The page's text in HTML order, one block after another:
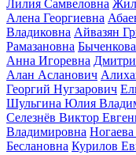
Лилия Самвеловна
Алена Георгиевна
Владиковна Айвазян
Рамазановна
Анна Игоревна
Алан Асланович
Георгий Нугзарович
Шульгина Юлия
Селезнёв Виктор
Владимировна
Беслановна Курилов